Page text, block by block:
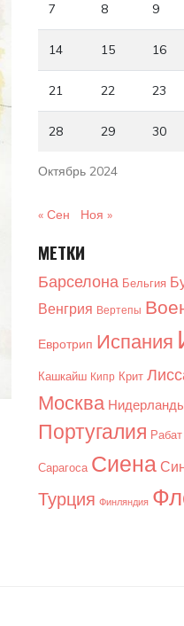
Октябрь 2024
7 8 9
14 15 16
21 22 23
28 29 30
« Сен Ноя »
МЕТКИ
Барселона Бельгия
Венгрия Вертепы
Евротрип Испания
Кашкайш Кипр Крит
Москва
Португалия Рабат
Сарагоса Сиена
Турция Финляндия